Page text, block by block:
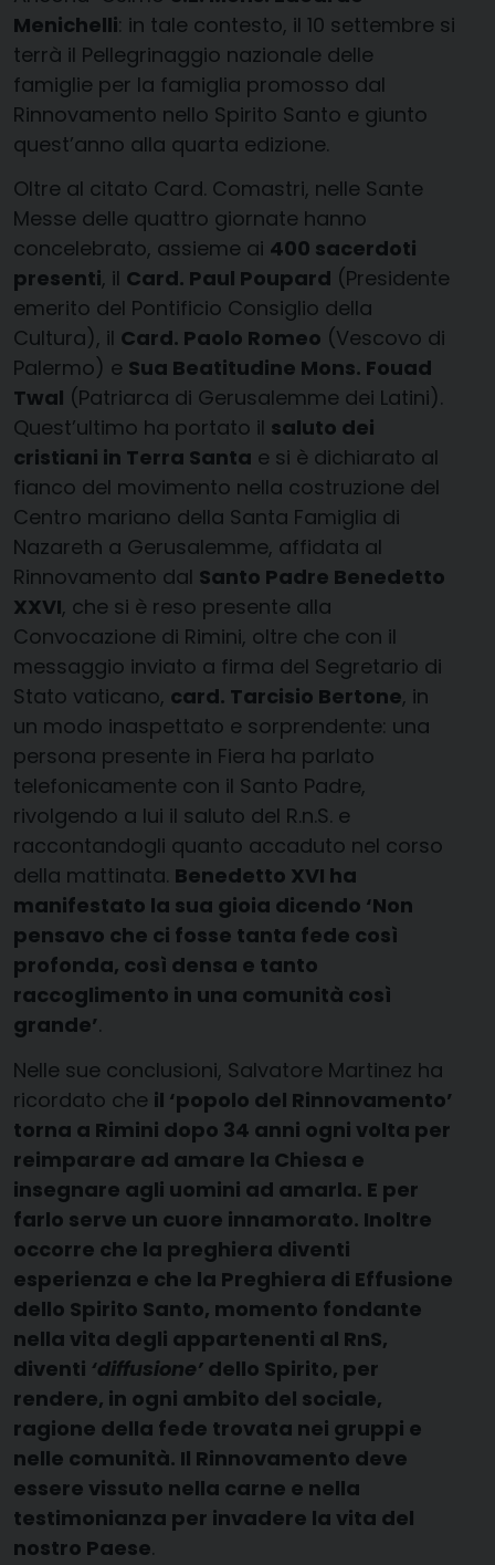
Menichelli: in tale contesto, il 10 settembre si
terrà il Pellegrinaggio nazionale delle
famiglie per la famiglia promosso dal
Rinnovamento nello Spirito Santo e giunto
quest’anno alla quarta edizione.
Oltre al citato Card. Comastri, nelle Sante
Messe delle quattro giornate hanno
concelebrato, assieme ai 400 sacerdoti
presenti, il Card. Paul Poupard (Presidente
emerito del Pontificio Consiglio della
Cultura), il Card. Paolo Romeo (Vescovo di
Palermo) e Sua Beatitudine Mons. Fouad
Twal (Patriarca di Gerusalemme dei Latini).
Quest’ultimo ha portato il saluto dei
cristiani in Terra Santa e si è dichiarato al
fianco del movimento nella costruzione del
Centro mariano della Santa Famiglia di
Nazareth a Gerusalemme, affidata al
Rinnovamento dal Santo Padre Benedetto
XXVI, che si è reso presente alla
Convocazione di Rimini, oltre che con il
messaggio inviato a firma del Segretario di
Stato vaticano, card. Tarcisio Bertone, in
un modo inaspettato e sorprendente: una
persona presente in Fiera ha parlato
telefonicamente con il Santo Padre,
rivolgendo a lui il saluto del R.n.S. e
raccontandogli quanto accaduto nel corso
della mattinata. Benedetto XVI ha
manifestato la sua gioia dicendo ‘Non
pensavo che ci fosse tanta fede così
profonda, così densa e tanto
raccoglimento in una comunità così
grande’.
Nelle sue conclusioni, Salvatore Martinez ha
ricordato che il ‘popolo del Rinnovamento’
torna a Rimini dopo 34 anni ogni volta per
reimparare ad amare la Chiesa e
insegnare agli uomini ad amarla. E per
farlo serve un cuore innamorato. Inoltre
occorre che la preghiera diventi
esperienza e che la Preghiera di Effusione
dello Spirito Santo, momento fondante
nella vita degli appartenenti al RnS,
diventi ‘diffusione’ dello Spirito, per
rendere, in ogni ambito del sociale,
ragione della fede trovata nei gruppi e
nelle comunità. Il Rinnovamento deve
essere vissuto nella carne e nella
testimonianza per invadere la vita del
nostro Paese.